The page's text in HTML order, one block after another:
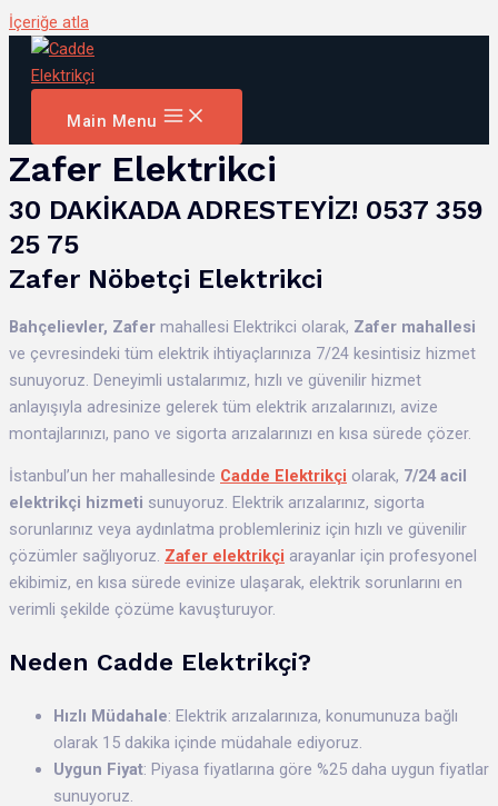
İçeriğe atla
Main Menu
Zafer Elektrikci
30 DAKİKADA ADRESTEYİZ! 0537 359
25 75
Zafer Nöbetçi Elektrikci
Bahçelievler, Zafer mahallesi Elektrikci olarak, Zafer mahallesi
ve çevresindeki tüm elektrik ihtiyaçlarınıza 7/24 kesintisiz hizmet
sunuyoruz. Deneyimli ustalarımız, hızlı ve güvenilir hizmet
anlayışıyla adresinize gelerek tüm elektrik arızalarınızı, avize
montajlarınızı, pano ve sigorta arızalarınızı en kısa sürede çözer.
İstanbul’un her mahallesinde Cadde Elektrikçi olarak, 7/24 acil
elektrikçi hizmeti sunuyoruz. Elektrik arızalarınız, sigorta
sorunlarınız veya aydınlatma problemleriniz için hızlı ve güvenilir
çözümler sağlıyoruz. Zafer elektrikçi arayanlar için profesyonel
ekibimiz, en kısa sürede evinize ulaşarak, elektrik sorunlarını en
verimli şekilde çözüme kavuşturuyor.
Neden Cadde Elektrikçi?
Hızlı Müdahale: Elektrik arızalarınıza, konumunuza bağlı
olarak 15 dakika içinde müdahale ediyoruz.
Uygun Fiyat: Piyasa fiyatlarına göre %25 daha uygun fiyatlar
sunuyoruz.